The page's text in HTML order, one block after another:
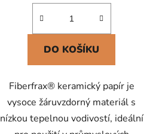
z
hvězdiček.
DO KOŠÍKU
Fiberfrax® keramický papír je
vysoce žáruvzdorný materiál s
nízkou tepelnou vodivostí, ideální